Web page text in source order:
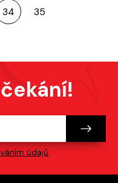
34 35
údajů.